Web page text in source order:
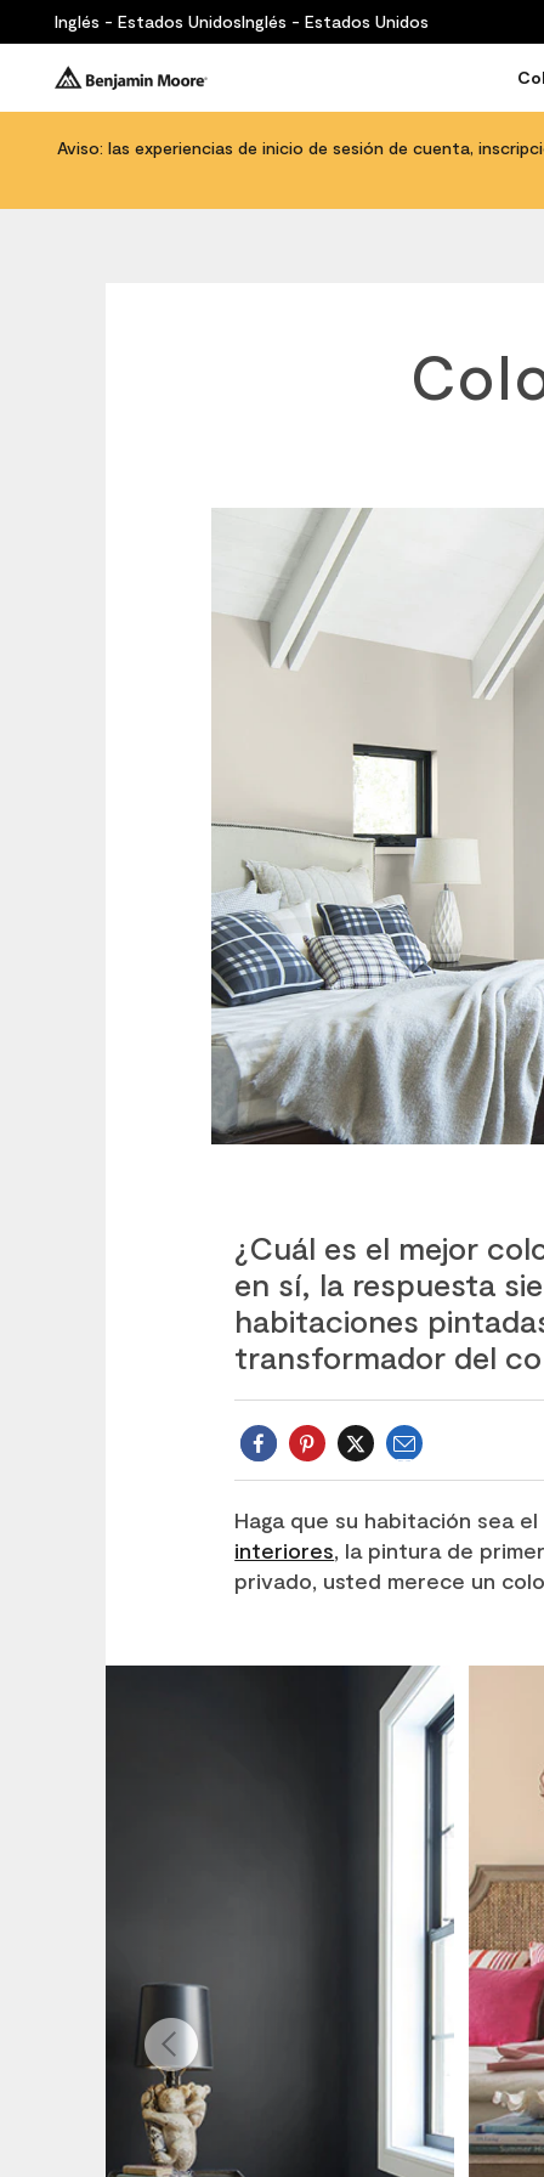
Inglés - Estados UnidosInglés - Estados Unidos
Aviso: las experiencias de inicio de sesión de cuenta,
¿Cuál es el mejor
en sí, la respuesta
habitaciones
transformador del
Twitter
E-
mail
Haga que su habitación sea
interiores, la pintura de
privado, usted merece un